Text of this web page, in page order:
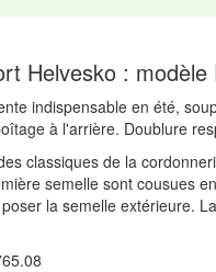
Helvesko : modèle
indispensable en été,
à l'arrière. Doublure
classiques de la
semelle sont cousues
la semelle extérieure.